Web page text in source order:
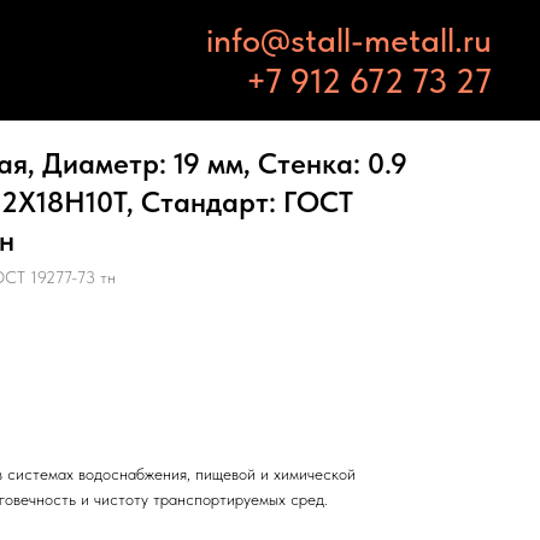
info@stall-metall.ru
+7 912 672 73 27
Диаметр: 19 мм, Стенка: 0.9
Стандарт: ГОСТ
19277-73 тн
водоснабжения, пищевой и химической
и чистоту транспортируемых сред.